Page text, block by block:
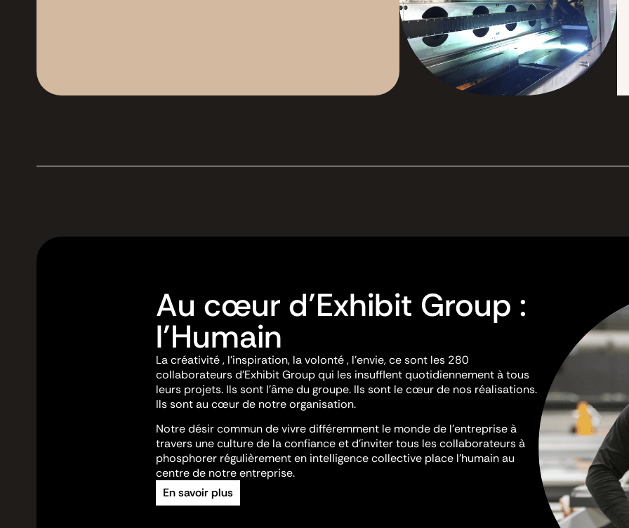
Au cœur d’Exhibit Group :
l’Humain
La créativité , l’inspiration, la volonté , l’envie, ce sont les 280
collaborateurs d’Exhibit Group qui les insufflent quotidiennement à tous
leurs projets. Ils sont l’âme du groupe. Ils sont le cœur de nos réalisations.
Ils sont au cœur de notre organisation.
Notre désir commun de vivre différemment le monde de l’entreprise à
travers une culture de la confiance et d’inviter tous les collaborateurs à
phosphorer régulièrement en intelligence collective place l’humain au
centre de notre entreprise.
En savoir plus